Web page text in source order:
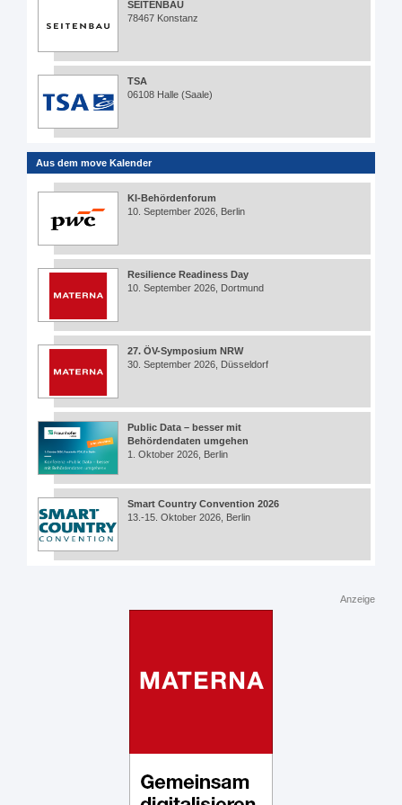
SEITENBAU
78467 Konstanz
TSA
06108 Halle (Saale)
Aus dem move Kalender
KI-Behördenforum
10. September 2026, Berlin
Resilience Readiness Day
10. September 2026, Dortmund
27. ÖV-Symposium NRW
30. September 2026, Düsseldorf
Public Data – besser mit
Behördendaten umgehen
1. Oktober 2026, Berlin
Smart Country Convention 2026
13.-15. Oktober 2026, Berlin
Anzeige